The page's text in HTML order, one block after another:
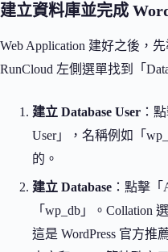
建立資料庫並完成
Web Application 建好之後，
RunCloud 左側選單找到「
建立 Database User ：
User」，名稱例如「
的。
建立 Database ：點擊「
「wp_db」。Collation
這是 WordPress 官方推